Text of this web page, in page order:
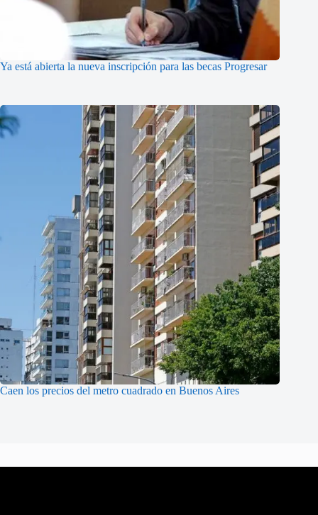
Ya está abierta la nueva inscripción para las becas Progresar
Caen los precios del metro cuadrado en Buenos Aires